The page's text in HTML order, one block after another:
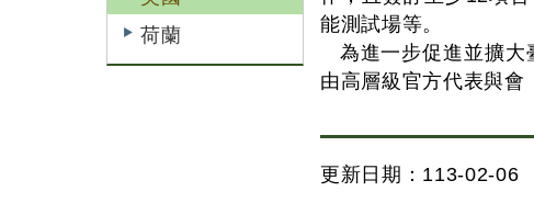
荷蘭
能測試場等。
為進一步促進並擴
由高層級官方代表與會
更新日期：113-02-06